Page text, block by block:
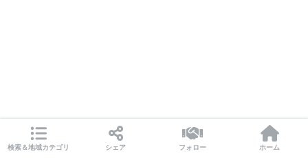
検索＆地域カテゴリ シェア フォロー ホーム